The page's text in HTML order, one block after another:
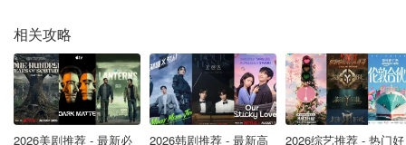
相关攻略
2026美剧推荐 - 最新必
2026韩剧推荐 - 最新高
2026综艺推荐 - 热门好